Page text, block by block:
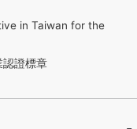
in Taiwan for the
認證標章